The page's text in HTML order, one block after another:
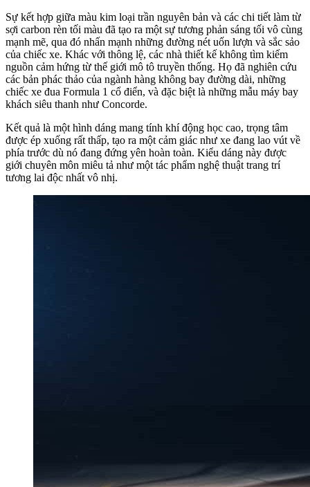
Sự kết hợp giữa màu kim loại trần nguyên bản và các chi tiết làm từ
sợi carbon rèn tối màu đã tạo ra một sự tương phản sáng tối vô cùng
mạnh mẽ, qua đó nhấn mạnh những đường nét uốn lượn và sắc sảo
của chiếc xe. Khác với thông lệ, các nhà thiết kế không tìm kiếm
nguồn cảm hứng từ thế giới mô tô truyền thống. Họ đã nghiên cứu
các bản phác thảo của ngành hàng không bay đường dài, những
chiếc xe đua Formula 1 cổ điển, và đặc biệt là những mẫu máy bay
khách siêu thanh như Concorde.
Kết quả là một hình dáng mang tính khí động học cao, trọng tâm
được ép xuống rất thấp, tạo ra một cảm giác như xe đang lao vút về
phía trước dù nó đang đứng yên hoàn toàn. Kiểu dáng này được
giới chuyên môn miêu tả như một tác phẩm nghệ thuật trang trí
tương lai độc nhất vô nhị.